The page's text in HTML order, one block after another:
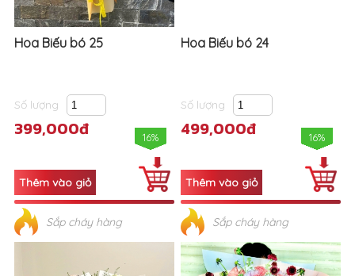
Hoa Biếu bó 25
Số lượng
399,000đ 16%
Sắp cháy hàng
Hoa Biếu bó 24
Số lượng
499,000đ 16%
Sắp cháy hàng